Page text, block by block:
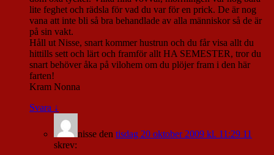
lite feghet och rädsla för vad du var för en prick. De är nog
vana att inte bli så bra behandlade av alla människor så de är
på sin vakt.
Håll ut Nisse, snart kommer hustrun och du får visa allt du
hittills sett och lärt och framför allt HA SEMESTER, tror du
snart behöver åka på vilohem om du plöjer fram i den här
farten!
Kram Nonna
Svara ↓
nisse den tisdag 20 oktober 2009 kl. 11:29 11
skrev: